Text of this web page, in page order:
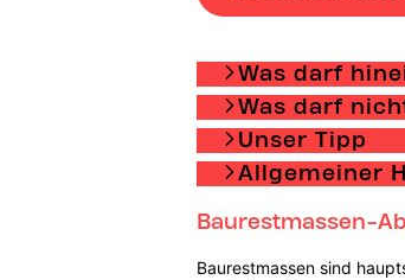
Was darf
Was darf
Unser Tipp
Allgemeiner
Baurestmassen-
Baurestmassen sind